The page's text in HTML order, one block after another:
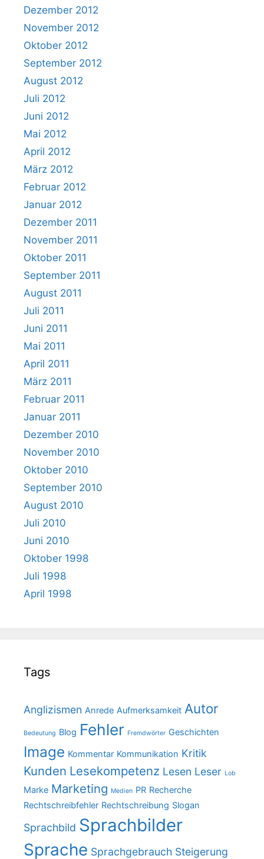
Dezember 2012
November 2012
Oktober 2012
September 2012
August 2012
Juli 2012
Juni 2012
Mai 2012
April 2012
März 2012
Februar 2012
Januar 2012
Dezember 2011
November 2011
Oktober 2011
September 2011
August 2011
Juli 2011
Juni 2011
Mai 2011
April 2011
März 2011
Februar 2011
Januar 2011
Dezember 2010
November 2010
Oktober 2010
September 2010
August 2010
Juli 2010
Juni 2010
Oktober 1998
Juli 1998
April 1998
Tags
Anglizismen Anrede Aufmerksamkeit Autor
Bedeutung Blog Fehler Fremdwörter Geschichten
Image Kommentar Kommunikation Kritik
Kunden Lesekompetenz Lesen Leser Lob
Marke Marketing Medien PR Recherche
Rechtschreibfehler Rechtschreibung Slogan
Sprachbild Sprachbilder
Sprache Sprachgebrauch Steigerung